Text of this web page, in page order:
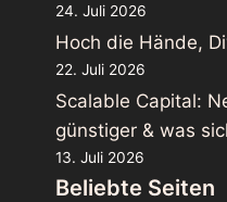
24. Juli 2026
Hoch die Hände,
22. Juli 2026
Scalable Capital:
günstiger & was
13. Juli 2026
Beliebte Seiten